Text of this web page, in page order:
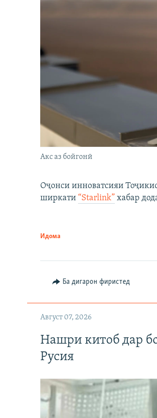
Акс аз бойгонӣ
Оҷонси инноватсияи
ширкати “Starlink” хабар
Идома
Ба дигарон фиристед
Август 07, 2026
Нашри китоб дар
Русия